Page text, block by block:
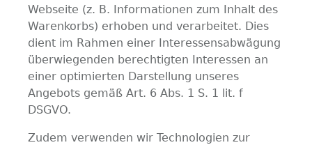
Webseite (z. B. Informationen zum Inhalt des
Warenkorbs) erhoben und verarbeitet. Dies
dient im Rahmen einer Interessensabwägung
überwiegenden berechtigten Interessen an
einer optimierten Darstellung unseres
Angebots gemäß Art. 6 Abs. 1 S. 1 lit. f
DSGVO.
Zudem verwenden wir Technologien zur